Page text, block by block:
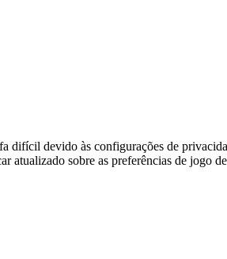
difícil devido às configurações de
atualizado sobre as preferências de jogo